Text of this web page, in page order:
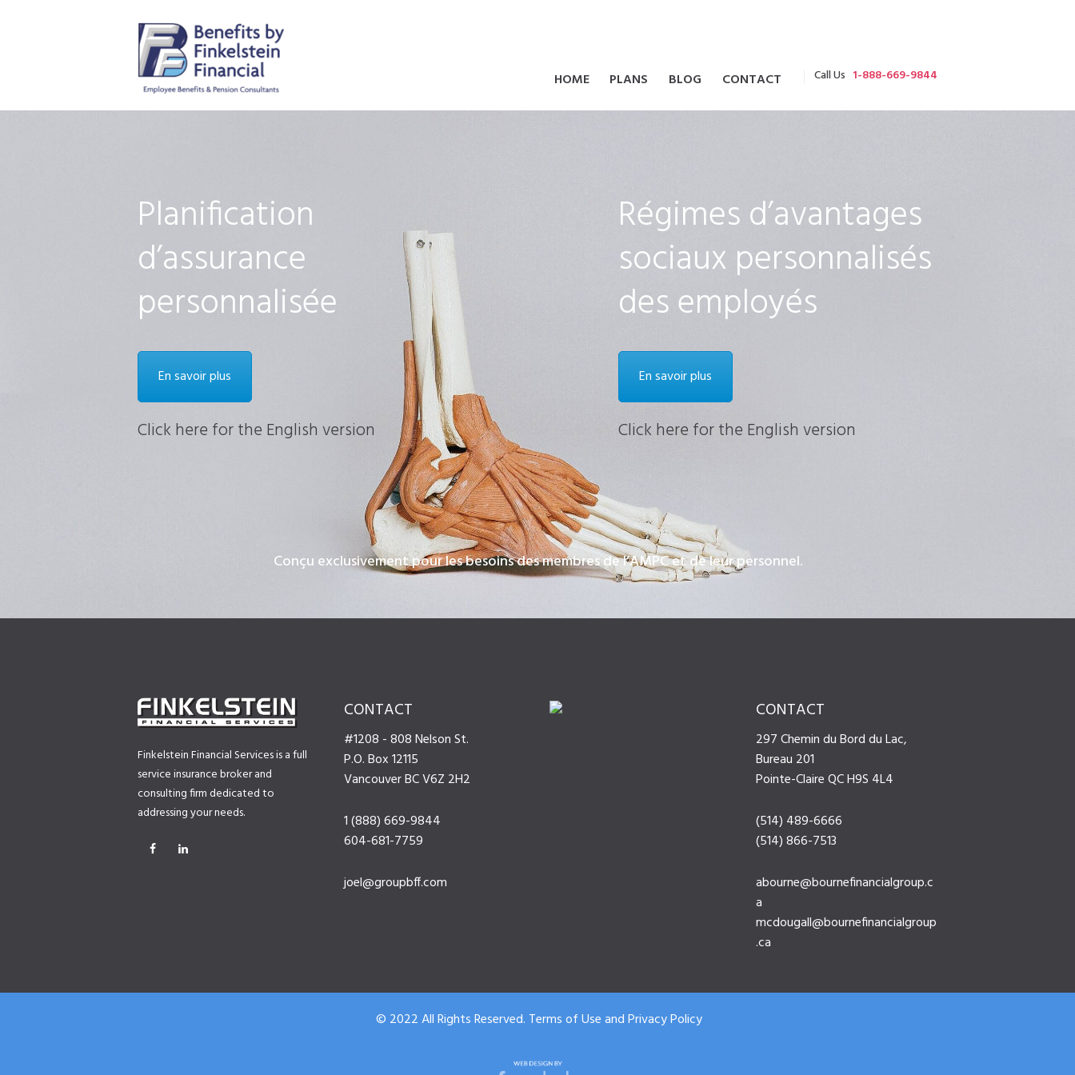
HOME PLANS BLOG CONTACT Call Us 1-888-669-9844
Planification
d’assurance
personnalisée
En savoir plus
Click here for the English version
Régimes d’avantages
sociaux personnalisés
des employés
En savoir plus
Click here for the English version
Conçu exclusivement pour les besoins des membres de l’AMPC et de leur personnel.
Finkelstein Financial Services is a full
service insurance broker and
consulting firm dedicated to
addressing your needs.
CONTACT
#1208 - 808 Nelson St.
P.O. Box 12115
Vancouver BC V6Z 2H2
1 (888) 669-9844
604-681-7759
joel@groupbff.com
CONTACT
297 Chemin du Bord du Lac,
Bureau 201
Pointe-Claire QC H9S 4L4
(514) 489-6666
(514) 866-7513
abourne@bournefinancialgroup.c
a
mcdougall@bournefinancialgroup
.ca
© 2022 All Rights Reserved. Terms of UseandPrivacy Policy